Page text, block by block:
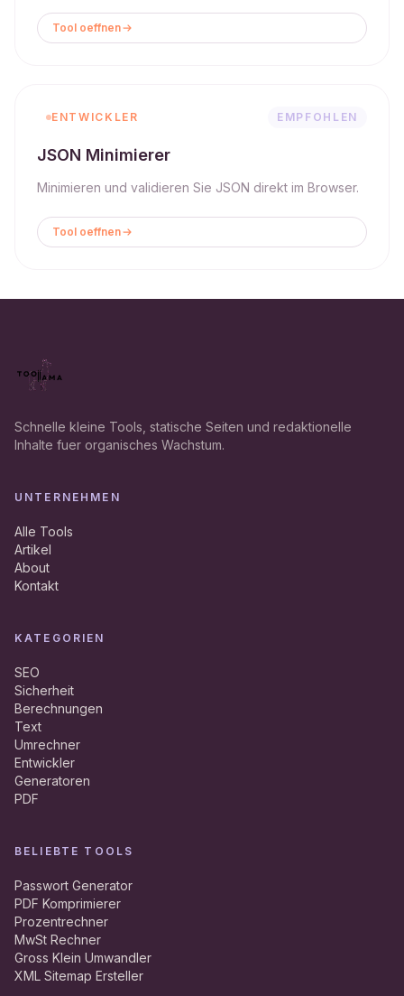
Tool oeffnen
ENTWICKLER EMPFOHLEN
JSON Minimierer
Minimieren und validieren Sie JSON direkt im Browser.
Tool oeffnen
Schnelle kleine Tools, statische Seiten und redaktionelle
Inhalte fuer organisches Wachstum.
UNTERNEHMEN
Alle Tools
Artikel
About
Kontakt
KATEGORIEN
SEO
Sicherheit
Berechnungen
Text
Umrechner
Entwickler
Generatoren
PDF
BELIEBTE TOOLS
Passwort Generator
PDF Komprimierer
Prozentrechner
MwSt Rechner
Gross Klein Umwandler
XML Sitemap Ersteller